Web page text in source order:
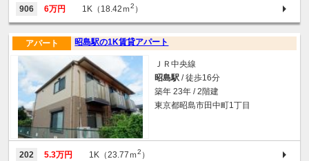
906 6万円 1K（18.42ｍ2 ）
昭島駅の1K賃貸アパート
アパート
ＪＲ中央線
昭島駅 / 徒歩16分
築年 23年 / 2階建
東京都昭島市田中町1丁目
202 5.3万円 1K（23.77ｍ2 ）